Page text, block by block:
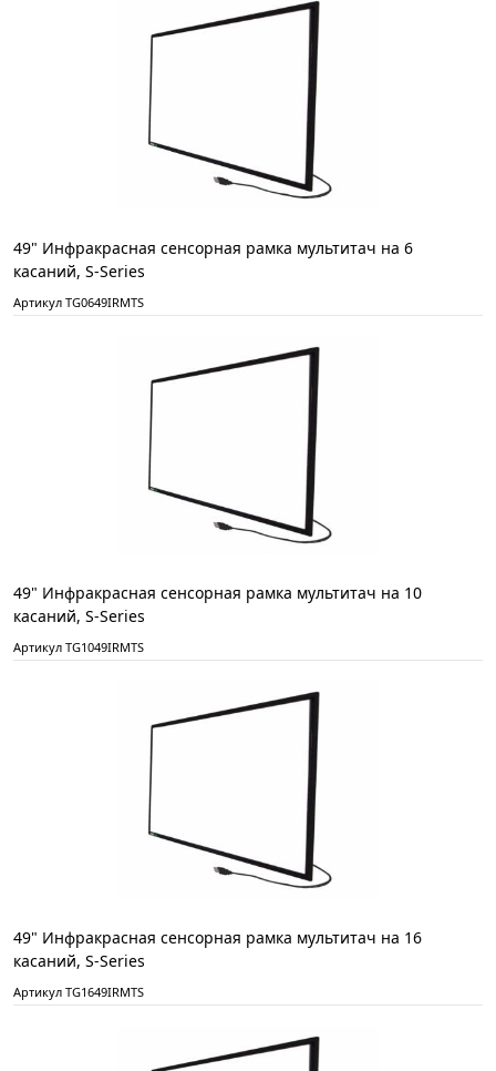
49" Инфракрасная сенсорная рамка мультитач на 6
касаний, S-Series
Артикул TG0649IRMTS
49" Инфракрасная сенсорная рамка мультитач на 10
касаний, S-Series
Артикул TG1049IRMTS
49" Инфракрасная сенсорная рамка мультитач на 16
касаний, S-Series
Артикул TG1649IRMTS